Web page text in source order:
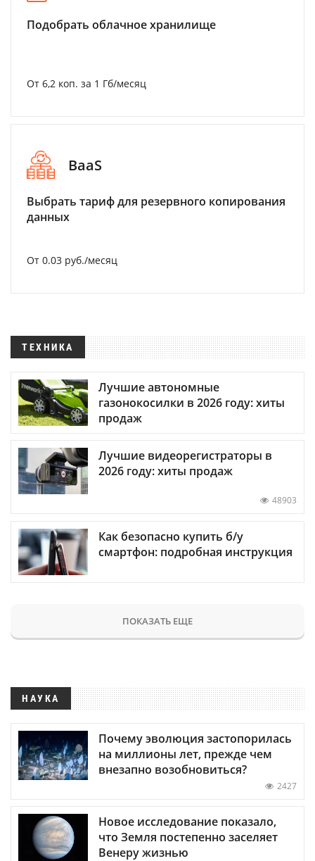
Подобрать облачное хранилище
От 6,2 коп. за 1 Гб/месяц
BaaS
Выбрать тариф для резервного копирования
данных
От 0.03 руб./месяц
ТЕХНИКА
Лучшие автономные
газонокосилки в 2026 году: хиты
продаж
Лучшие видеорегистраторы в
2026 году: хиты продаж
48903
Как безопасно купить б/у
смартфон: подробная инструкция
ПОКАЗАТЬ ЕЩЕ
НАУКА
Почему эволюция застопорилась
на миллионы лет, прежде чем
внезапно возобновиться?
2427
Новое исследование показало,
что Земля постепенно заселяет
Венеру жизнью